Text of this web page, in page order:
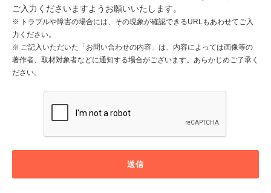
ご入力くださいますようお願いいたします。
トラブルや障害の場合には、その現象が確認できるURLもあわせてご入
力ください。
ご記入いただいた「お問い合わせの内容」は、内容によっては画像等の
著作者、取材対象者などに通知する場合がございます。あらかじめご了承く
ださい。
送信